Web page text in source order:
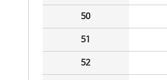
50
51
52